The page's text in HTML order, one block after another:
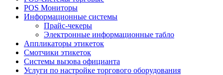
POS Мониторы
Информационные системы
Прайс-чекеры
Электронные информационные табло
Аппликаторы этикеток
Смотчики этикеток
Системы вызова официанта
Услуги по настройке торгового оборудования